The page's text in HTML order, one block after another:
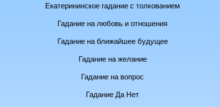
Екатерининское гадание с толкованием
Гадание на любовь и отношения
Гадание на ближайшее будущее
Гадание на желание
Гадание на вопрос
Гадание Да Нет